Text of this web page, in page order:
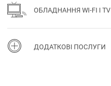
ОБЛАДНАННЯ WI-FI І TV
ДОДАТКОВІ ПОСЛУГИ